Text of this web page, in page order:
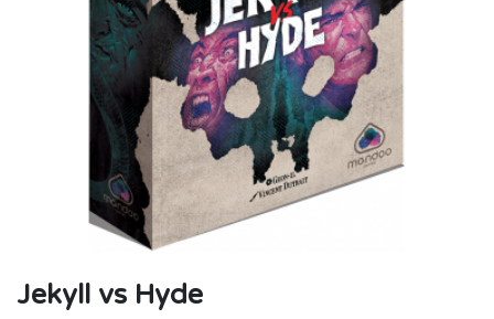
Jekyll vs Hyde